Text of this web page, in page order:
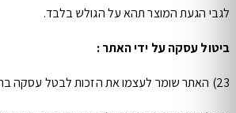
לגבי הגעת המוצר תהא על הגולש בלבד.
ביטול עסקה על ידי האתר :
23) האתר שומר לעצמו את הזכות לבטל עסקה בהתקיים התנאים הבאים: